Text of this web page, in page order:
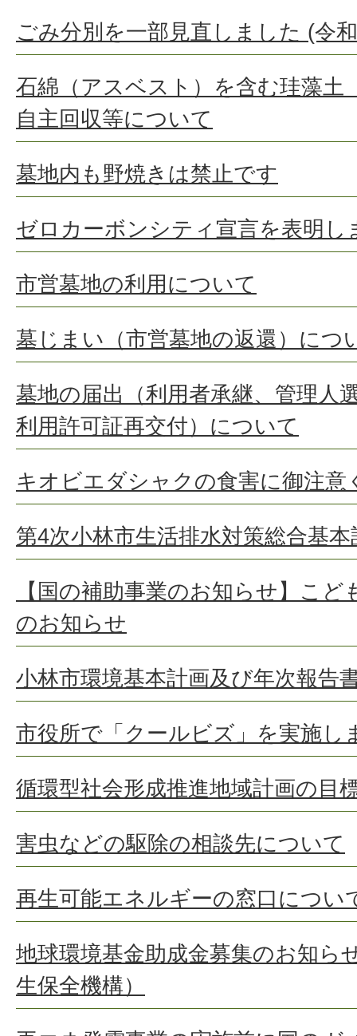
ごみ分別を一部見直しました (令
石綿（アスベスト）を含む珪藻土
自主回収等について
墓地内も野焼きは禁止です
ゼロカーボンシティ宣言を表明し
市営墓地の利用について
墓じまい（市営墓地の返還）につ
墓地の届出（利用者承継、管理人
利用許可証再交付）について
キオビエダシャクの食害に御注意
第4次小林市生活排水対策総合基
【国の補助事業のお知らせ】こ
のお知らせ
小林市環境基本計画及び年次報告
市役所で「クールビズ」を実施し
循環型社会形成推進地域計画の目
害虫などの駆除の相談先について
再生可能エネルギーの窓口につい
地球環境基金助成金募集のお知ら
生保全機構）